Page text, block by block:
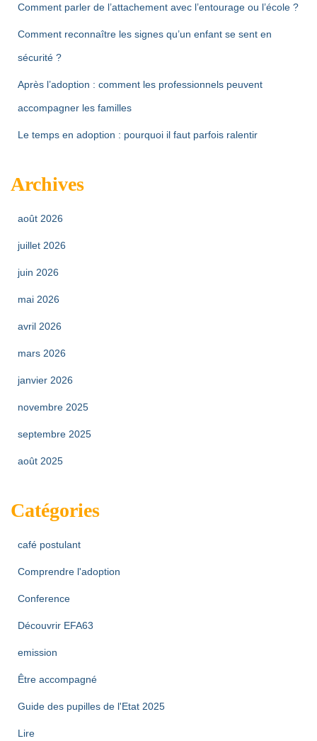
Comment parler de l’attachement avec l’entourage ou l’école ?
Comment reconnaître les signes qu’un enfant se sent en
sécurité ?
Après l’adoption : comment les professionnels peuvent
accompagner les familles
Le temps en adoption : pourquoi il faut parfois ralentir
Archives
août 2026
juillet 2026
juin 2026
mai 2026
avril 2026
mars 2026
janvier 2026
novembre 2025
septembre 2025
août 2025
Catégories
café postulant
Comprendre l'adoption
Conference
Découvrir EFA63
emission
Être accompagné
Guide des pupilles de l'Etat 2025
Lire